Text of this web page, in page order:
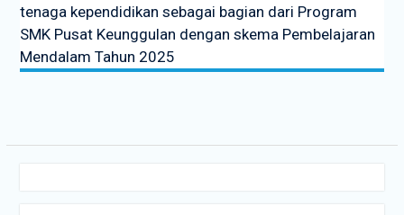
tenaga kependidikan sebagai bagian dari Program
SMK Pusat Keunggulan dengan skema Pembelajaran
Mendalam Tahun 2025